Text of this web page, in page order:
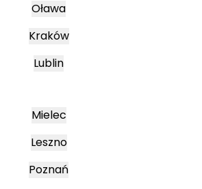
Oława
Kraków
Lublin
Mielec
Leszno
Poznań